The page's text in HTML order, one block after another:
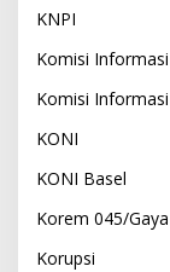
KNPI
Komisi Informasi
Komisi
KONI
KONI Basel
Korem 045/Gaya
Korupsi